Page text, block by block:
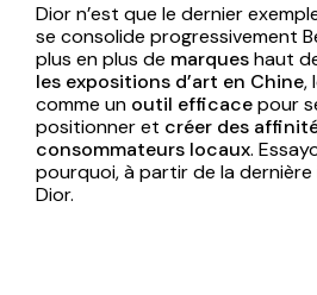
Dior n’est que le dernier
se consolide progressivement
plus en plus de marqueshaut
les expositions d’art en Chine,
comme un outil efficacepour
positionner et créer des
consommateurs locaux.
pourquoi, à partir de la
Dior.